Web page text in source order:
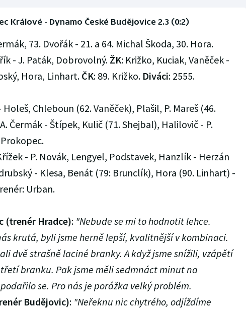
Králové - Dynamo České Budějovice 2.3 (0:2)
73. Dvořák - 21. a 64. Michal Škoda, 30. Hora.
- J. Paták, Dobrovolný. ŽK: Križko, Kuciak, Vaněček -
Hora, Linhart. ČK: 89. Križko. Diváci: 2555.
Holeš, Chleboun (62. Vaněček), Plašil, P. Mareš (46.
Čermák - Štípek, Kulič (71. Shejbal), Halilovič - P.
- P. Novák, Lengyel, Podstavek, Hanzlík - Herzán
- Klesa, Benát (79: Brunclík), Hora (90. Linhart) -
Urban.
(trenér Hradce):"Nebude se mi to hodnotit lehce.
krutá, byli jsme herně lepší, kvalitnější v kombinaci.
dvě strašně laciné branky. A když jsme snížili, vzápětí
branku. Pak jsme měli sedmnáct minut na
se. Pro nás je porážka velký problém.
Budějovic): "Neřeknu nic chytrého, odjíždíme